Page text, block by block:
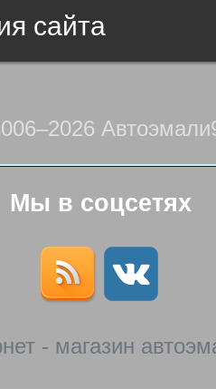
сайта
Мы в соцсетях
- магазин